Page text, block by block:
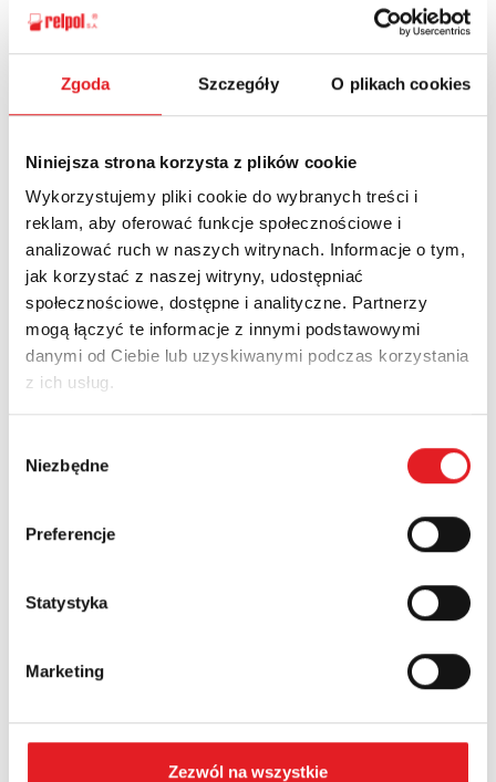
Zgoda Szczegóły O plikach cookies
Niniejsza strona korzysta z plików cookie
Wykorzystujemy pliki cookie do wybranych treści i
reklam, aby oferować funkcje społecznościowe i
analizować ruch w naszych witrynach. Informacje o tym,
jak korzystać z naszej witryny, udostępniać
społecznościowe, dostępne i analityczne. Partnerzy
mogą łączyć te informacje z innymi podstawowymi
danymi od Ciebie lub uzyskiwanymi podczas korzystania
z ich usług.
zgody
Niezbędne
Preferencje
Statystyka
Marketing
Zezwól na wszystkie
bardzo łatwym montażem oraz możliwością nastawienia dwóch
niezależnych od siebie czasów T1 i T2. Ma też możliwość
ustawienia czterech zakresów czasowych: 10s, 30s, 1 min., 3 min.
Posiadane certyfikaty gwarantują stabilną pracę urządzenia
POWRÓT
Zapytaj o szczegóły oferty
Imię i nazwisko: *
Numer telefonu: